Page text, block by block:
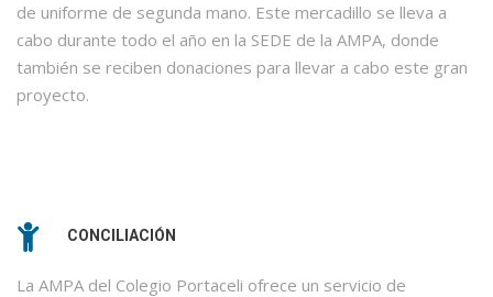
de uniforme de segunda mano. Este mercadillo se lleva a
cabo durante todo el año en la SEDE de la AMPA, donde
también se reciben donaciones para llevar a cabo este gran
proyecto.
CONCILIACIÓN
La AMPA del Colegio Portaceli ofrece un servicio de